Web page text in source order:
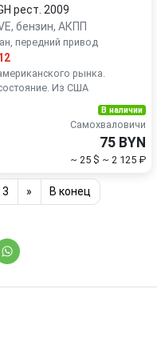
рест. 2009
бензин, АКПП
передний привод
рынка.
Из США
В наличии
Самохваловичи
75 BYN
~ 25 $ ~ 2 125 ₽
3 » В конец